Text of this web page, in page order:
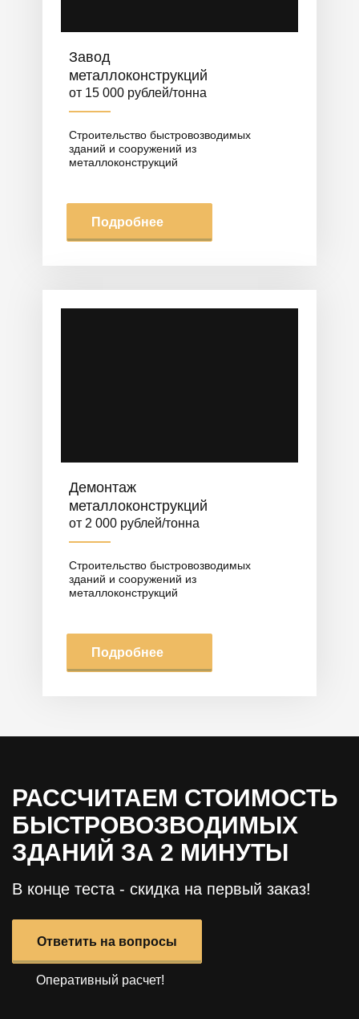
Завод
металлоконструкций
от 15 000 рублей/тонна
Строительство быстровозводимых
зданий и сооружений из
металлоконструкций
Подробнее
Демонтаж
металлоконструкций
от 2 000 рублей/тонна
Строительство быстровозводимых
зданий и сооружений из
металлоконструкций
Подробнее
РАССЧИТАЕМ СТОИМОСТЬ
БЫСТРОВОЗВОДИМЫХ
ЗДАНИЙ ЗА 2 МИНУТЫ
В конце теста - скидка на первый заказ!
Ответить на вопросы
Оперативный расчет!